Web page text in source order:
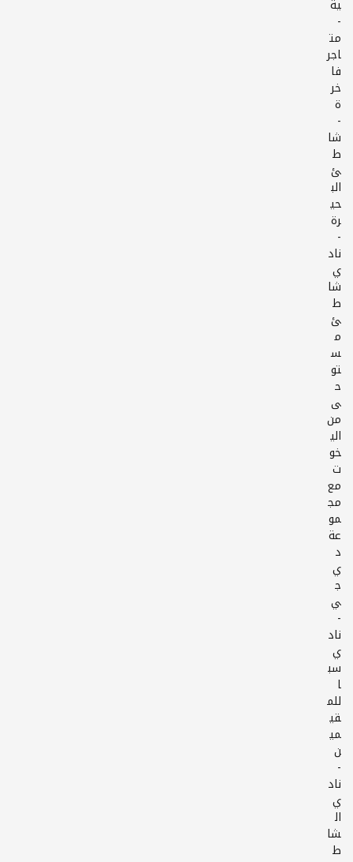
-
مت
اجر
فا
خر
-
شا
ط
ئ
الب
حي
-
ناد
ي
شا
ط
ئ
م
س
تو
ح
ى
من
الي
خو
ت
مع
مج
مو
عة
د
ي
ج
-
ناد
ي
سب
ا
للم
قي
مي
-
ناد
ي
ال
شا
ط